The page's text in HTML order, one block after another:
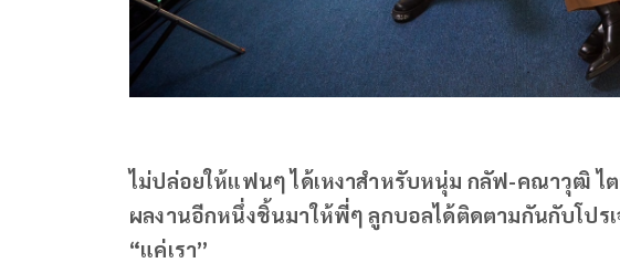
ไม่ปล่อยให้แฟนๆ ได้เหงาสำหรับหนุ่ม กลัฟ-คณาวุฒิ
ผลงานอีกหนึ่งชิ้นมาให้พี่ๆ ลูกบอลได้ติดตามกันกับโปรเ
“แค่เรา”